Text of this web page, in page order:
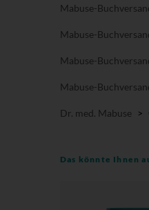
Mabuse-
Mabuse-
Mabuse-
Mabuse-
Dr. med. Mabuse >
Das könnte Ihnen